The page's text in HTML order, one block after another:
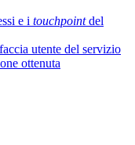
e i touchpointdel
utente del servizio
ottenuta